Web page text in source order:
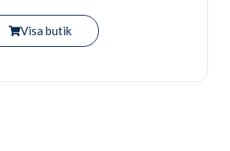
Visa butik